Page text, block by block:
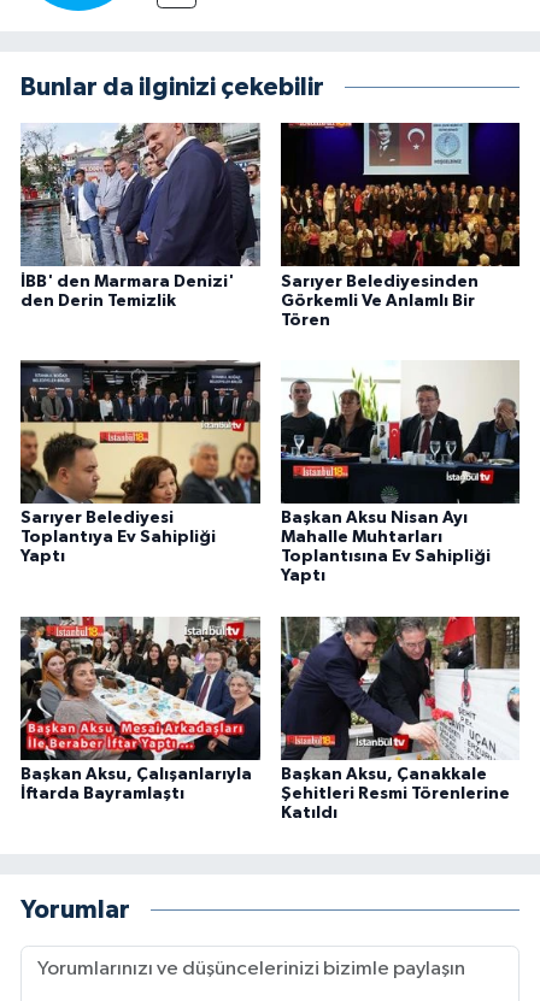
Bunlar da ilginizi çekebilir
İBB' den Marmara Denizi'
den Derin Temizlik
Sarıyer Belediyesinden
Görkemli Ve Anlamlı Bir
Tören
Sarıyer Belediyesi
Toplantıya Ev Sahipliği
Yaptı
Başkan Aksu Nisan Ayı
Mahalle Muhtarları
Toplantısına Ev Sahipliği
Yaptı
Başkan Aksu, Çalışanlarıyla
İftarda Bayramlaştı
Başkan Aksu, Çanakkale
Şehitleri Resmi Törenlerine
Katıldı
Yorumlar